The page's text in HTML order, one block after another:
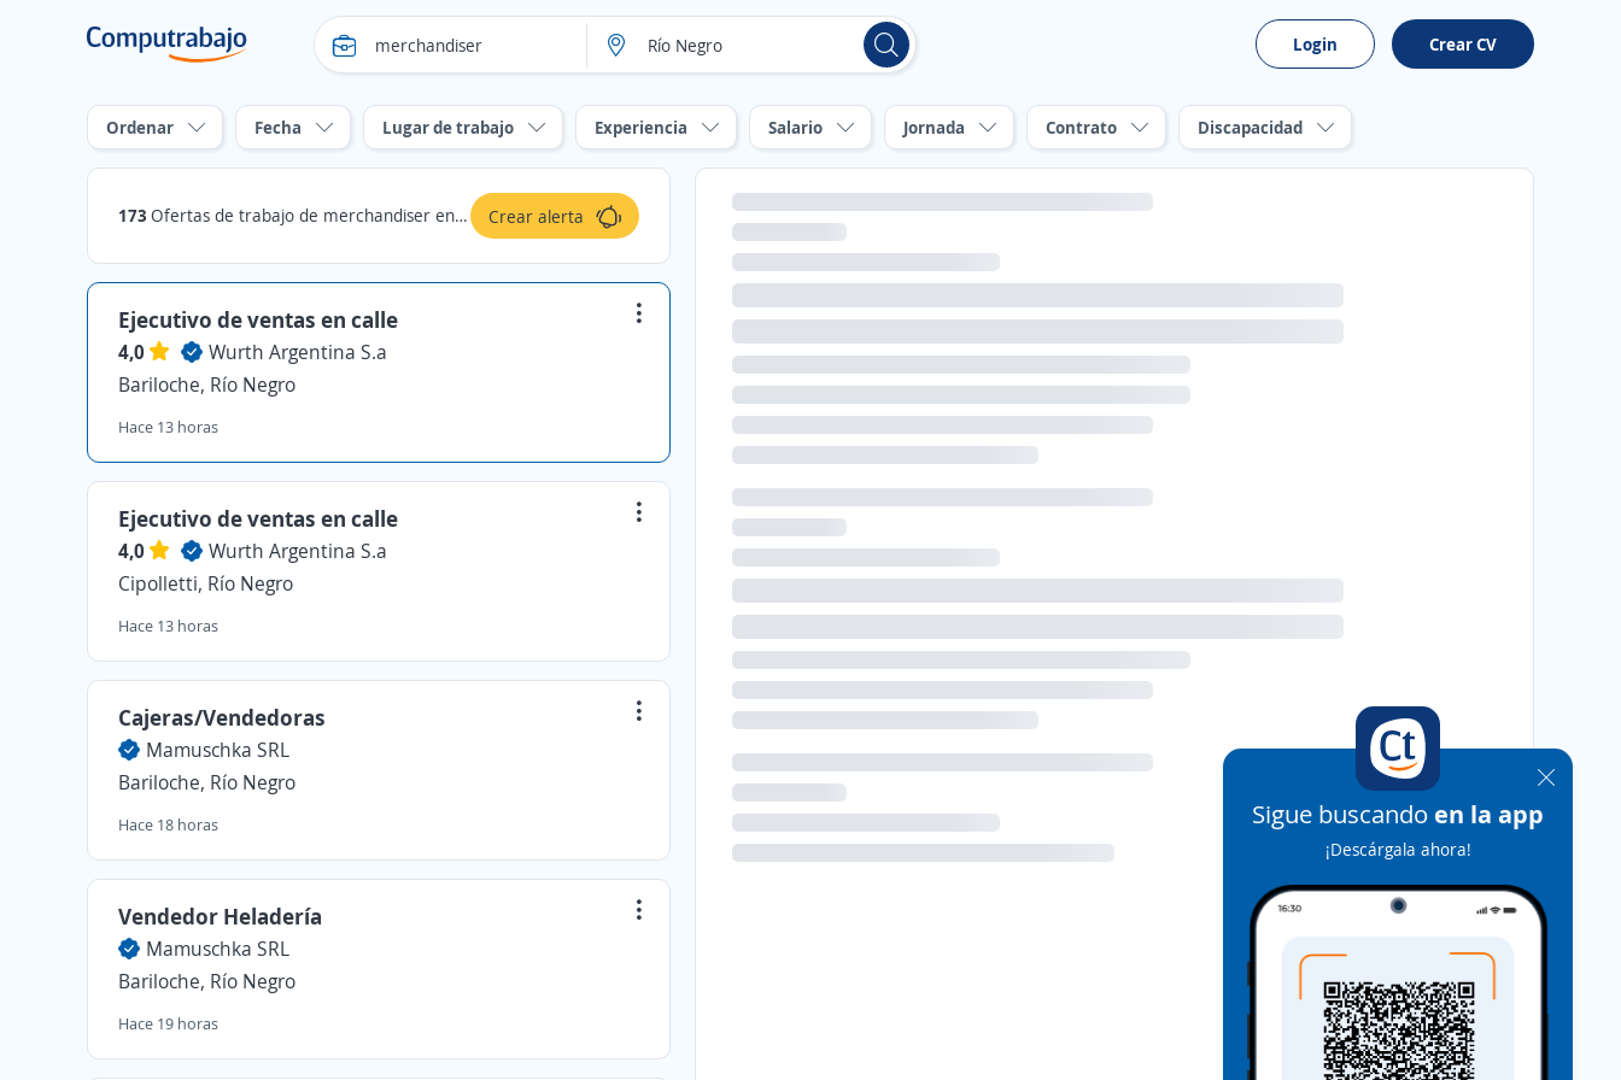
Login Crear CV
Ordenar Fecha Lugar de trabajo Experiencia Salario Jornada Contrato Discapacidad
173 Ofertas de trabajo de merchandiser en Río Negro Crear alerta
Ejecutivo de ventas en calle
4,0
Wurth Argentina S.a
Bariloche, Río Negro
Hace 13 horas
Ejecutivo de ventas en calle
4,0
Wurth Argentina S.a
Cipolletti, Río Negro
Hace 13 horas
Cajeras/Vendedoras
Mamuschka SRL
Bariloche, Río Negro
Hace 18 horas
Vendedor Heladería
Mamuschka SRL
Bariloche, Río Negro
Hace 19 horas
Sigue buscando en la app
¡Descárgala ahora!